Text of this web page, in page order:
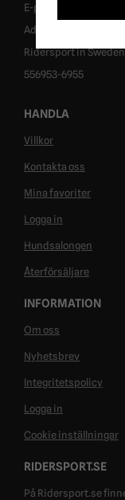
E-post:
Adress:
Ridersport in Sweden
556953-6955
HANDLA
Villkor
Kontakta oss
Mina favoriter
Logga in
Hundsalongen
Återförsäljare
INFORMATION
Om oss
Nyhetsbrev
Integritetspolicy
Logga in
Cookie inställningar
RIDERSPORT.SE
På Ridersport.se